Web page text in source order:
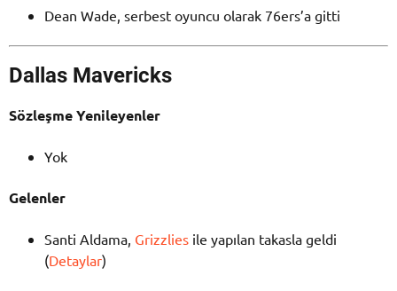
Dean Wade, serbest oyuncu olarak 76ers’a gitti
Dallas Mavericks
Sözleşme Yenileyenler
Yok
Gelenler
Santi Aldama, Grizzlies ile yapılan takasla geldi
(Detaylar)